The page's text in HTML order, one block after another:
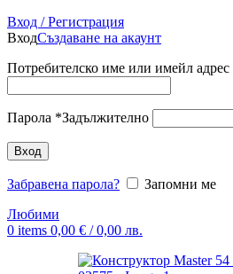
Вход / Регистрация
ВходСъздаване на акаунт
Потребителско име или имейл адрес
Парола *Задължително
Вход
Забравена парола?
Запомни ме
Любими
0 items 0,00 € / 0,00 лв.